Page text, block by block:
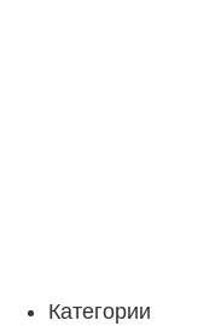
Категории